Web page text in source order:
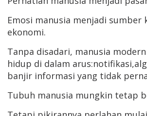
Emosi manusia menjadi sumber
ekonomi.
Tanpa disadari, manusia
hidup di dalam
banjir informasi yang tidak
Tubuh manusia mungkin tetap